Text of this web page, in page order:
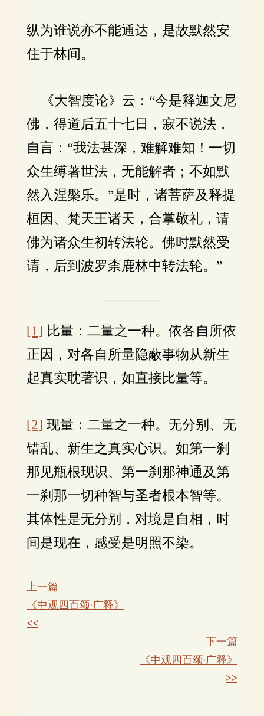
纵为谁说亦不能通达，是故默然安
住于林间。
《大智度论》云：“今是释迦文尼
佛，得道后五十七日，寂不说法，
自言：“我法甚深，难解难知！一切
众生缚著世法，无能解者；不如默
然入涅槃乐。”是时，诸菩萨及释提
桓因、梵天王诸天，合掌敬礼，请
佛为诸众生初转法轮。佛时默然受
请，后到波罗柰鹿林中转法轮。”
[1] 比量：二量之一种。依各自所依
正因，对各自所量隐蔽事物从新生
起真实耽著识，如直接比量等。
[2] 现量：二量之一种。无分别、无
错乱、新生之真实心识。如第一刹
那见瓶根现识、第一刹那神通及第
一刹那一切种智与圣者根本智等。
其体性是无分别，对境是自相，时
间是现在，感受是明照不染。
上一篇
《中观四百颂·广释》
<<
下一篇
《中观四百颂·广释》
>>